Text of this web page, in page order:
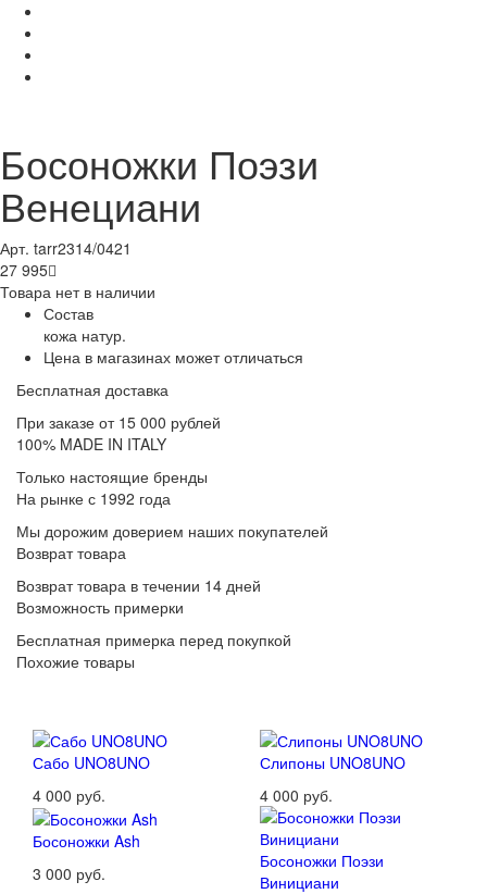
Босоножки Поэзи
Венециани
Арт. tarr2314/0421
27 995
Товара нет в наличии
Состав
кожа натур.
Цена в магазинах может отличаться
Бесплатная доставка
При заказе от 15 000 рублей
100% MADE IN ITALY
Только настоящие бренды
На рынке с 1992 года
Мы дорожим доверием наших покупателей
Возврат товара
Возврат товара в течении 14 дней
Возможность примерки
Бесплатная примерка перед покупкой
Похожие товары
Сабо UNO8UNO
4 000 руб.
Слипоны UNO8UNO
4 000 руб.
Босоножки Ash
3 000 руб.
Босоножки Поэзи
Винициани